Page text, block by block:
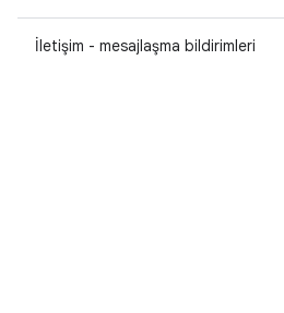
İletişim - mesajlaşma bildirimleri